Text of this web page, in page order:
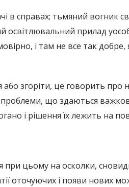
в справах; тьмяний вогник
прилад
і там не все так добре,
або згоріти, це говорить про
проблеми, що здаються
і рішення їх лежить на
при цьому на осколки,
оточуючих і появи нових